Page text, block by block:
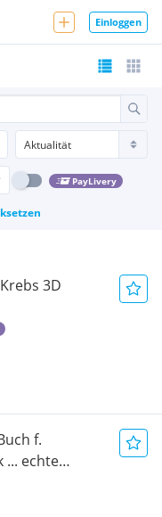
Einloggen
PayLivery
3D
f.
... echte
im Text